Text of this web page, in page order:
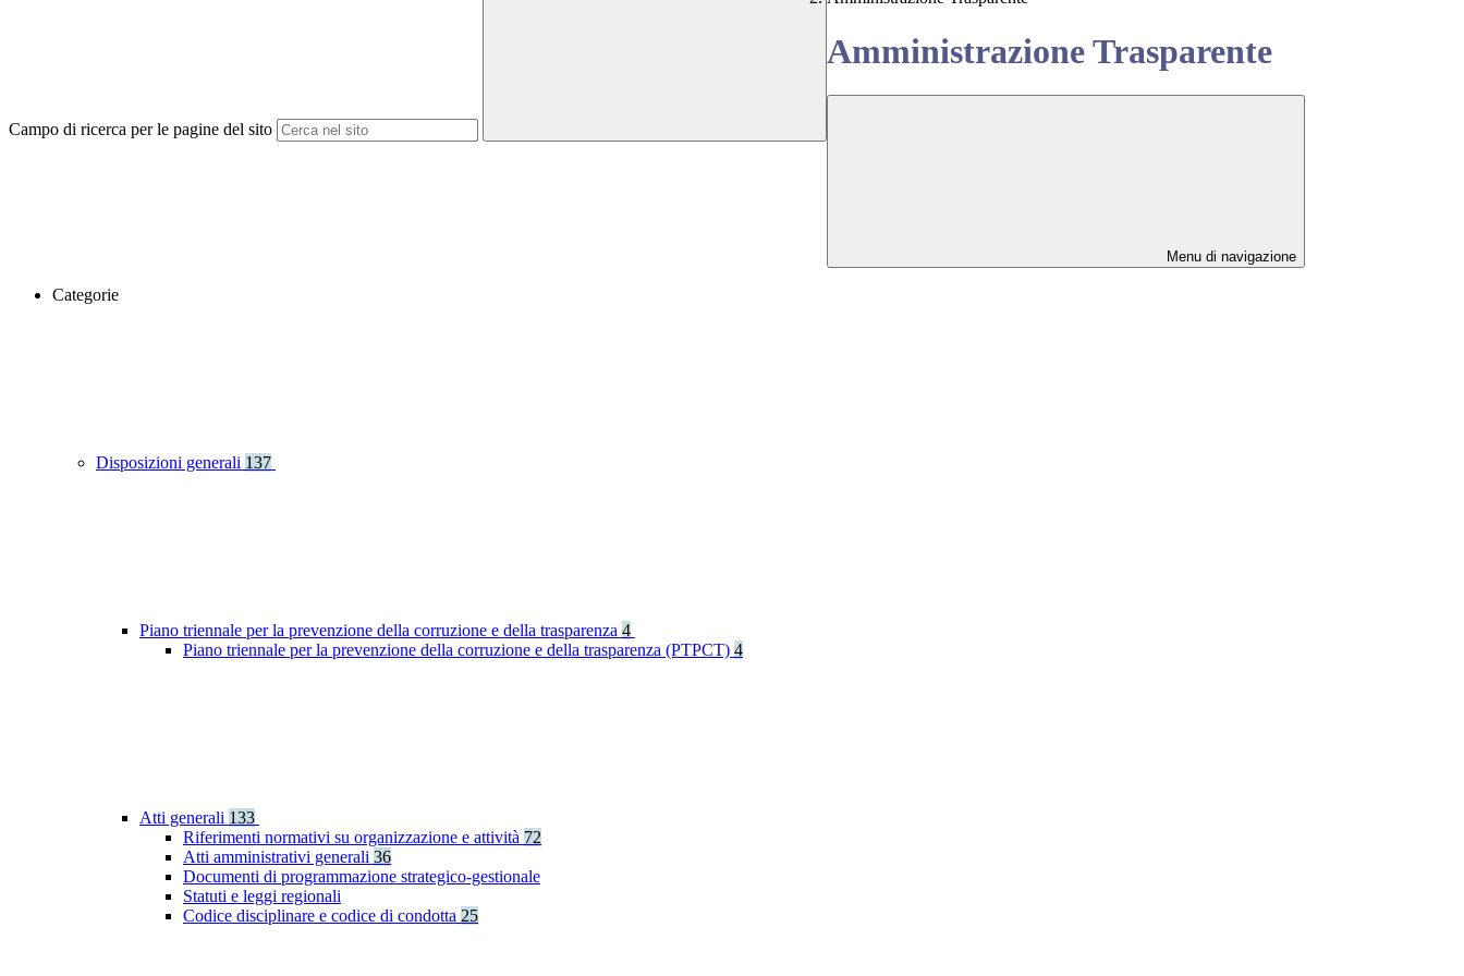
Campo di ricerca per le pagine del sito
Amministrazione Trasparente
Menu di navigazione
Categorie
Disposizioni generali 137
Piano triennale per la prevenzione della corruzione e della trasparenza 4
Piano triennale per la prevenzione della corruzione e della trasparenza (PTPCT) 4
Atti generali 133
Riferimenti normativi su organizzazione e attività 72
Atti amministrativi generali 36
Documenti di programmazione strategico-gestionale
Statuti e leggi regionali
Codice disciplinare e codice di condotta 25